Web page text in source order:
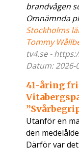
brandvågen
Omnämnda
Stockholms
Tommy
tv4.se -
Datum: 2026-
41-åring
Utanför en
den
Därför var